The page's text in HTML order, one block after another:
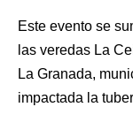
Este evento se
las veredas La
La Granada,
impactada la